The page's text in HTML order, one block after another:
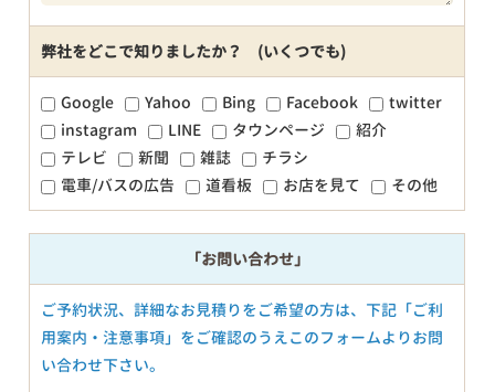
弊社をどこで知りましたか？ (いくつでも)
Google Yahoo Bing Facebook
twitter
instagram
LINE タウンページ
紹介
テレビ
新聞 雑誌
チラシ
電車/バスの広告
道看板 お店を見て その他
「お問い合わせ」
ご予約状況、詳細なお見積りをご希望の方は、下記「ご利
用案内・注意事項」をご確認のうえこのフォームよりお問
い合わせ下さい。